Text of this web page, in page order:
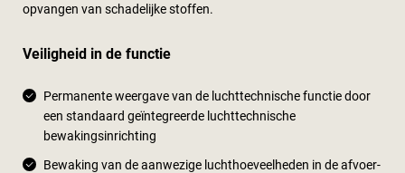
opvangen van schadelijke stoffen.
Veiligheid in de functie
Permanente weergave van de luchttechnische functie door
een standaard geïntegreerde luchttechnische
bewakingsinrichting
Bewaking van de aanwezige luchthoeveelheden in de afvoer-